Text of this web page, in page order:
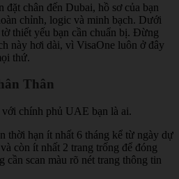
chân đến Dubai, hồ sơ của bạn
chỉnh, logic và minh bạch. Dưới
thiết yếu bạn cần chuẩn bị. Đừng
này hơi dài, vì VisaOne luôn ở đây
thứ.
Thân
chính phủ UAE bạn là ai.
thời hạn ít nhất 6 tháng kể từ ngày dự
còn ít nhất 2 trang trống để đóng
cần scan màu rõ nét trang thông tin